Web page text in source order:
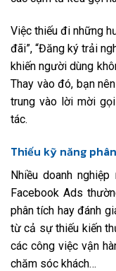
Việc thiếu đi những
đãi”, “Đăng ký trải
khiến người dùng
Thay vào đó, bạn
trung vào lời mời
tác.
Thiếu kỹ năng
Nhiều doanh
Facebook Ads
phân tích hay đánh
từ cả sự thiếu kiến
các công việc vận
chăm sóc khách…